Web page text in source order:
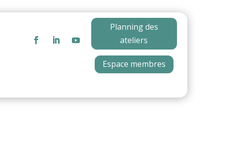
Planning des
ateliers
Espace membres